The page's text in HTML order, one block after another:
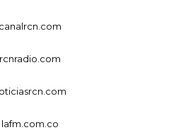
canalrcn.com
rcnradio.com
lafm.com.co